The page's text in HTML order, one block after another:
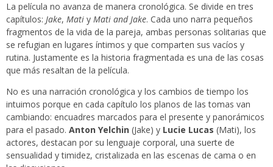
La película no avanza de manera cronológica. Se divide en tres
capítulos: Jake, Mati y Mati and Jake. Cada uno narra pequeños
fragmentos de la vida de la pareja, ambas personas solitarias que
se refugian en lugares íntimos y que comparten sus vacíos y
rutina. Justamente es la historia fragmentada es una de las cosas
que más resaltan de la película.
No es una narración cronológica y los cambios de tiempo los
intuimos porque en cada capítulo los planos de las tomas van
cambiando: encuadres marcados para el presente y panorámicos
para el pasado. Anton Yelchin (Jake) y Lucie Lucas (Mati), los
actores, destacan por su lenguaje corporal, una suerte de
sensualidad y timidez, cristalizada en las escenas de cama o en